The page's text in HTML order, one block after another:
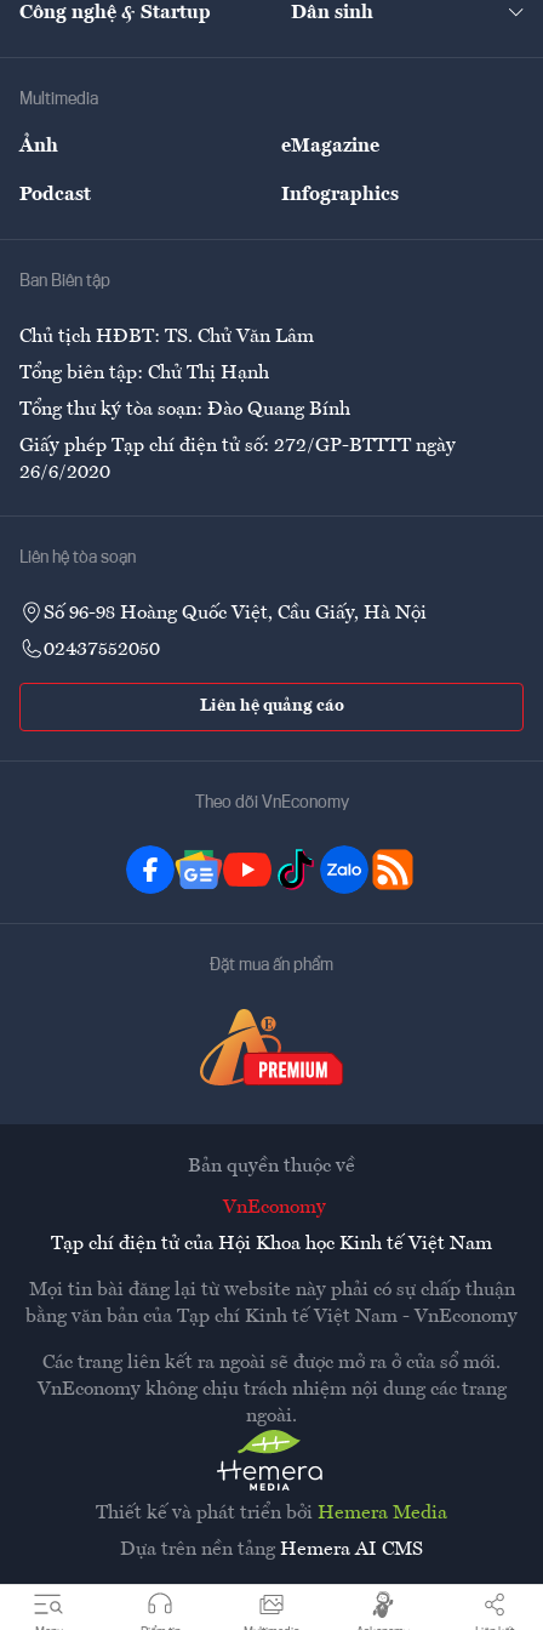
Tư vấn Nông sản
Giải trí
Công nghệ & Startup Dân sinh
Multimedia
Ảnh eMagazine
Podcast Infographics
Ban Biên tập
Chủ tịch HĐBT: TS. Chử Văn Lâm
Tổng biên tập: Chử Thị Hạnh
Tổng thư ký tòa soạn: Đào Quang Bính
Giấy phép Tạp chí điện tử số: 272/GP-BTTTT ngày
26/6/2020
Liên hệ tòa soạn
Số 96-98 Hoàng Quốc Việt, Cầu Giấy, Hà Nội
02437552050
Liên hệ quảng cáo
Theo dõi VnEconomy
Đặt mua ấn phẩm
Thiết kế và phát triển bởi Hemera Media
Dựa trên nền tảng Hemera AI CMS
Bản quyền thuộc về
VnEconomy
Tạp chí điện tử của Hội Khoa học Kinh tế Việt Nam
Mọi tin bài đăng lại từ website này phải có sự chấp thuận
bằng văn bản của Tạp chí Kinh tế Việt Nam - VnEconomy
Các trang liên kết ra ngoài sẽ được mở ra ở cửa sổ mới.
VnEconomy không chịu trách nhiệm nội dung các trang
ngoài.